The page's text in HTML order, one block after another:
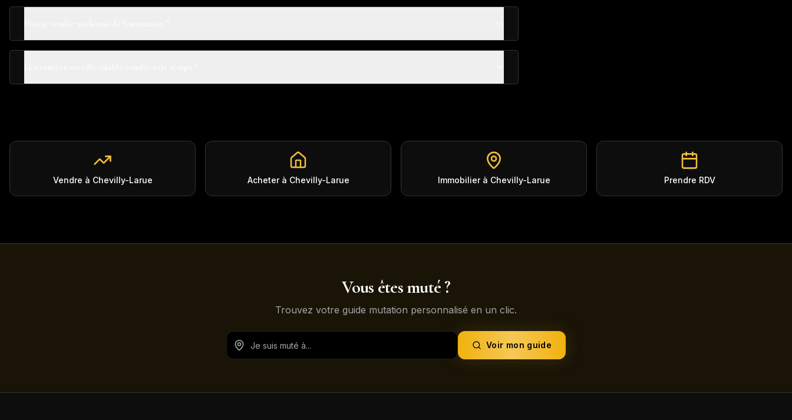
Vendre à Chevilly-Larue Acheter à Chevilly-Larue Immobilier à Chevilly-Larue Prendre RDV
Vous êtes muté ?
Trouvez votre guide mutation personnalisé en un clic.
Voir mon guide